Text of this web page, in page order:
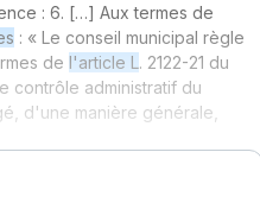
: 6. […] Aux termes de
: « Le conseil municipal règle
de l'article L . 2122-21 du
contrôle administratif du
d'une manière générale,